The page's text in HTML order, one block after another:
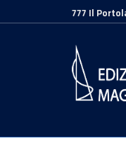
777 Il